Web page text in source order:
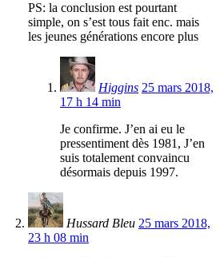
PS: la conclusion est pourtant
simple, on s’est tous fait enc. mais
les jeunes générations encore plus
Higgins 25 mars 2018,
17 h 14 min
Je confirme. J’en ai eu le
pressentiment dès 1981, J’en
suis totalement convaincu
désormais depuis 1997.
Hussard Bleu 25 mars 2018,
23 h 08 min